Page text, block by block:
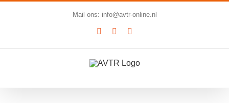
Mail ons: info@avtr-online.nl
YouTubeLinkedIn